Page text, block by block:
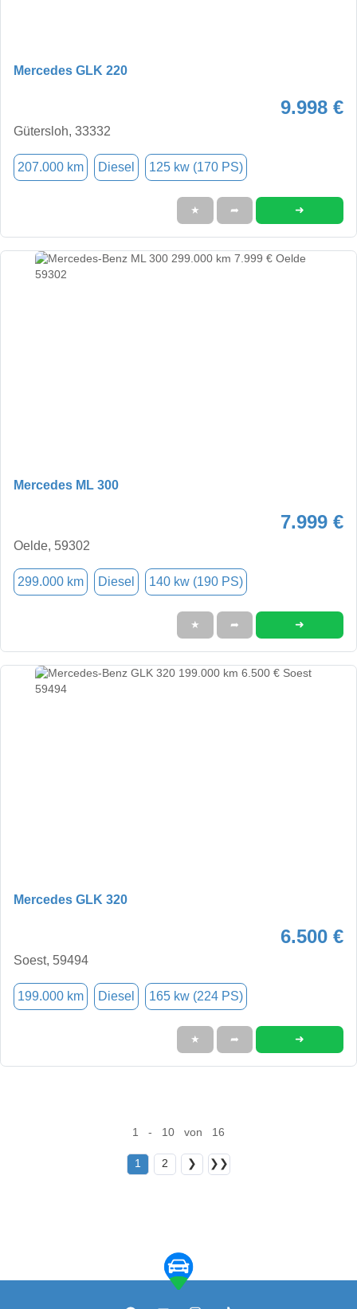
Mercedes GLK 220
9.998 €
Gütersloh, 33332
207.000 km Diesel 125 kw (170 PS)
★ ➦ ➜
Mercedes ML 300
7.999 €
Oelde, 59302
299.000 km Diesel 140 kw (190 PS)
★ ➦ ➜
Mercedes GLK 320
6.500 €
Soest, 59494
199.000 km Diesel 165 kw (224 PS)
★ ➦ ➜
1 - 10 von 16
1 2 ❯ ❯❯